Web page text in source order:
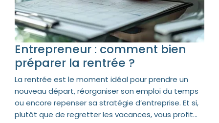
Entrepreneur : comment bien
préparer la rentrée ?
La rentrée est le moment idéal pour prendre un
nouveau départ, réorganiser son emploi du temps
ou encore repenser sa stratégie d’entreprise. Et si,
plutôt que de regretter les vacances, vous profit...